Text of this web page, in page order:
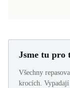
Jsme tu pro
Všechny
krocích.